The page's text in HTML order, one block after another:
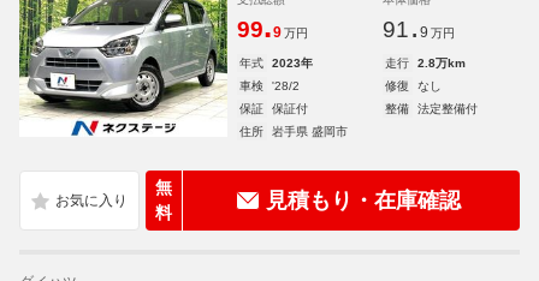
99.9 万円 91. 9 万円
年式 2023年 走行
2.8万km
車検
'28/2 修復
なし
保証
保証付 整備
法定整備付
住所
岩手県 盛岡市
無
料
見積もり・在庫確認